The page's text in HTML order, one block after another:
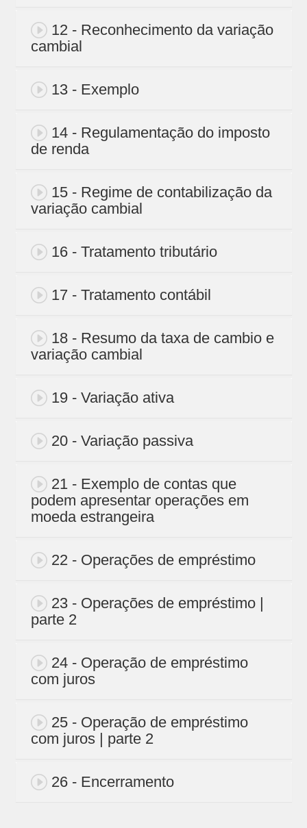
12 - Reconhecimento da variação
cambial
13 - Exemplo
14 - Regulamentação do imposto
de renda
15 - Regime de contabilização da
variação cambial
16 - Tratamento tributário
17 - Tratamento contábil
18 - Resumo da taxa de cambio e
variação cambial
19 - Variação ativa
20 - Variação passiva
21 - Exemplo de contas que
podem apresentar operações em
moeda estrangeira
22 - Operações de empréstimo
23 - Operações de empréstimo |
parte 2
24 - Operação de empréstimo
com juros
25 - Operação de empréstimo
com juros | parte 2
26 - Encerramento